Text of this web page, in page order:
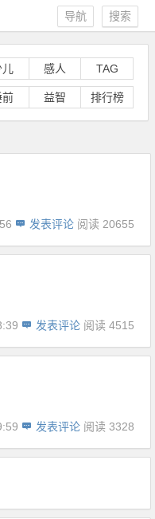
搜索
导航
儿 感人 TAG
前 益智 排行榜
发表评论 阅读 20655
发表评论 阅读 4515
发表评论 阅读 3328